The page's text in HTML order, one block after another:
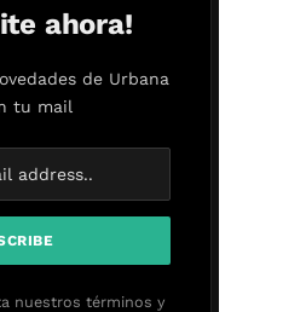
ahora!
de Urbana
tu mail
nuestros términos y